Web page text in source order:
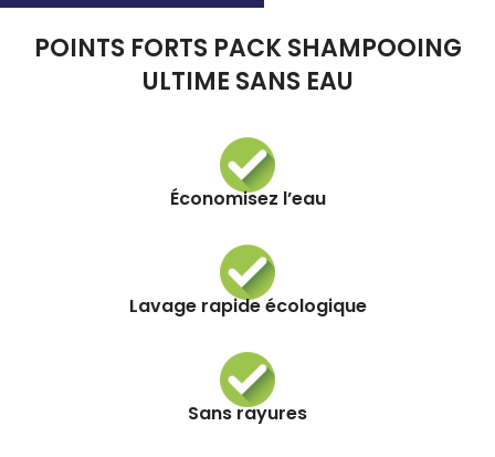
POINTS FORTS PACK SHAMPOOING
ULTIME SANS EAU
Économisez l’eau
Lavage rapide écologique
Sans rayures